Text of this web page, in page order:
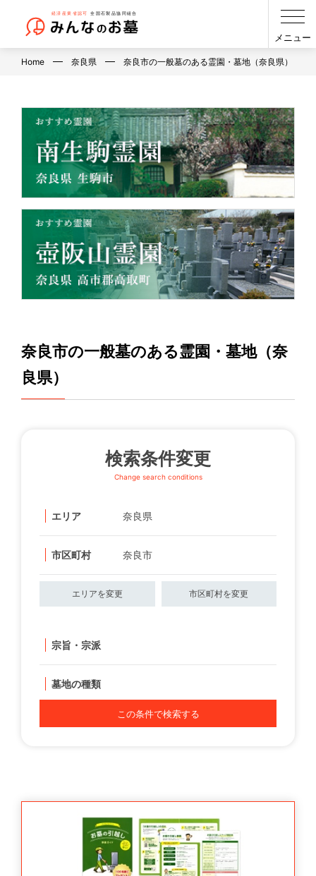
メニュー
Home 奈良県 奈良市の一般墓のある霊園・墓地（奈良県）
奈良市の一般墓のある霊園・墓地（奈
良県）
検索条件変更
Change search conditions
エリア 奈良県
市区町村 奈良市
エリアを変更 市区町村を変更
宗旨・宗派
墓地の種類
この条件で検索する